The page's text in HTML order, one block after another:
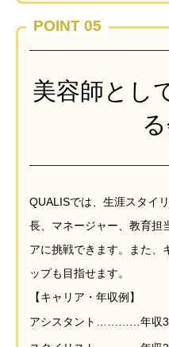
POINT 05
美容師とし
QUALISでは、生涯スタイ
長、マネージャー、教育担
アに挑戦できます。また、
ップも目指せます。
【キャリア・年収例】
アシスタント…………年収